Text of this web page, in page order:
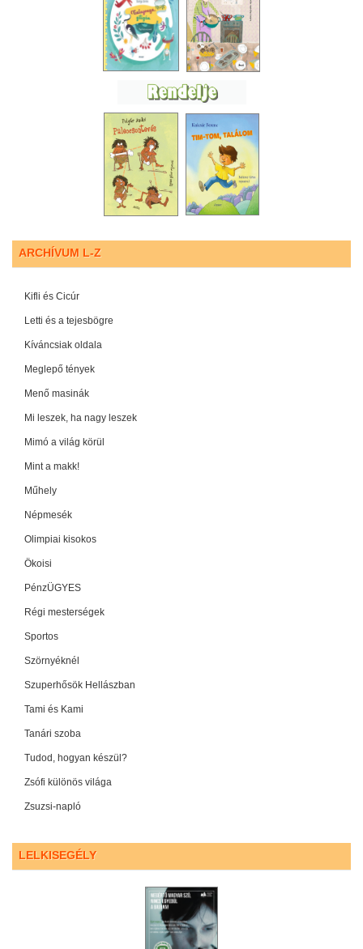
ARCHÍVUM L-Z
Kifli és Cicúr
Letti és a tejesbögre
Kíváncsiak oldala
Meglepő tények
Menő masinák
Mi leszek, ha nagy leszek
Mimó a világ körül
Mint a makk!
Műhely
Népmesék
Olimpiai kisokos
Ökoisi
PénzÜGYES
Régi mesterségek
Sportos
Szörnyéknél
Szuperhősök Hellászban
Tami és Kami
Tanári szoba
Tudod, hogyan készül?
Zsófi különös világa
Zsuzsi-napló
LELKISEGÉLY